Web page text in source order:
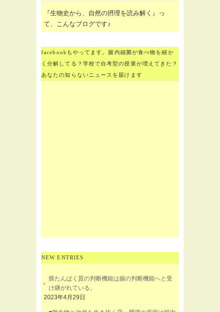
『生物史から、自然の摂理を読み解く』っ
て、こんなブログです♪
facebookもやってます。腸内細菌が食べ物を細か
く分解してる？学校で自考型の授業が増えてきた？
あなたの知らないニュースを届けます
NEW ENTRIES
膜たんぱく質の判断機能は腸の判断機能へと受
け継がれている。
2023年4月29日